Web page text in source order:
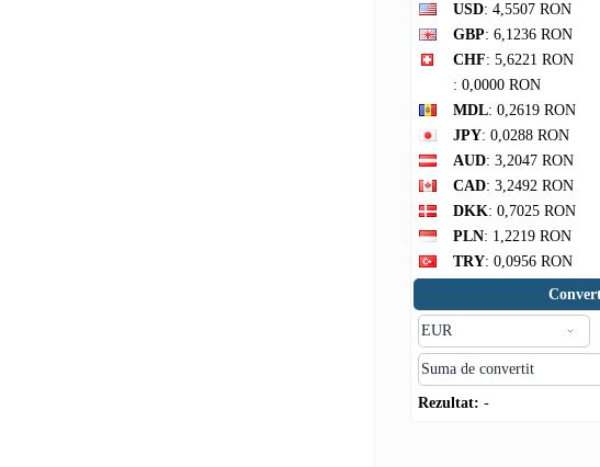
USD: 4,5507 RON
GBP: 6,1236 RON
CHF: 5,6221 RON
: 0,0000 RON
MDL: 0,2619 RON
JPY: 0,0288 RON
AUD: 3,2047 RON
CAD: 3,2492 RON
DKK: 0,7025 RON
PLN: 1,2219 RON
TRY: 0,0956 RON
Rezultat: -